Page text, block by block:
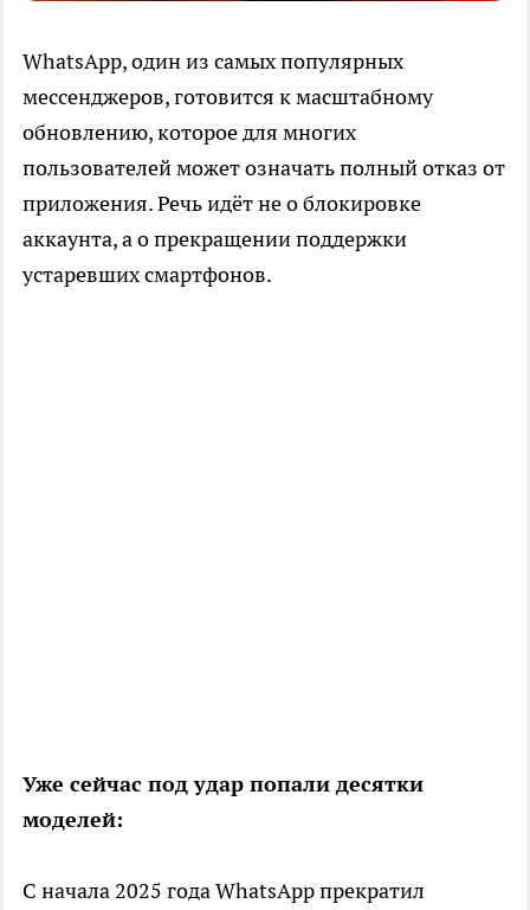
WhatsApp, один из самых популярных
мессенджеров, готовится к масштабному
обновлению, которое для многих
пользователей может означать полный отказ от
приложения. Речь идёт не о блокировке
аккаунта, а о прекращении поддержки
устаревших смартфонов.
Уже сейчас под удар попали десятки
моделей:
С начала 2025 года WhatsApp прекратил